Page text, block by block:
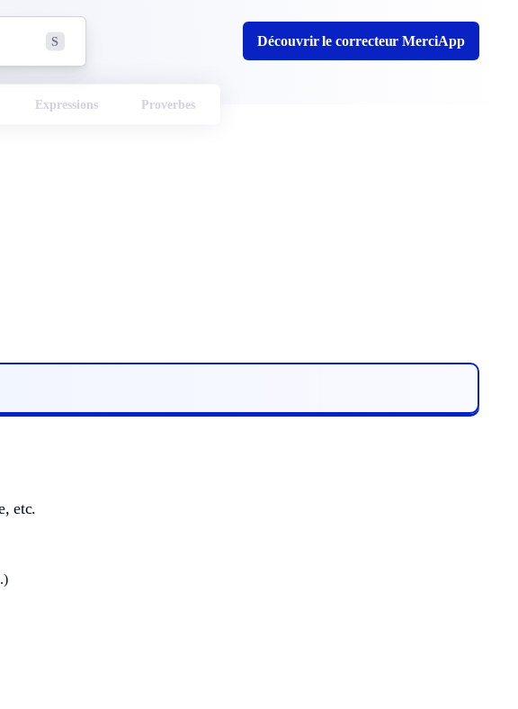
S Découvrir le correcteur MerciApp
Expressions Proverbes
etc.